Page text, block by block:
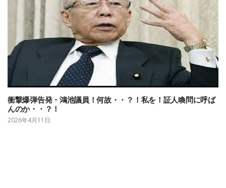
衝撃爆弾告発・鴻池議員！何故・・？！私を！証人喚問に呼ば
んのか・・？！
2026年4月11日